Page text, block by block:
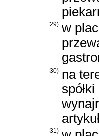
29) w
30) na
31)